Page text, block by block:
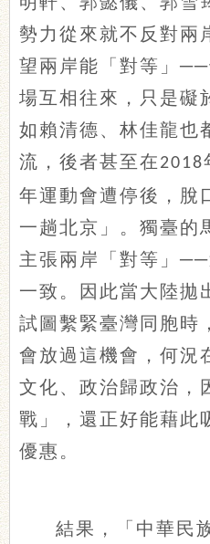
勢力從來就不反對兩
望兩岸能「對等」 ──
場互相往來，只是礙
如賴清德、林佳龍也
流，後者甚至在 2018
年運動會遭停後，脫
一趟北京」。獨臺的
主張兩岸「對等」
一致。因此當大陸拋
試圖繫緊臺灣同胞時
會放過這機會，何況
文化、政治歸政治，
戰」，還正好能藉此
優惠。
結果，「中華民